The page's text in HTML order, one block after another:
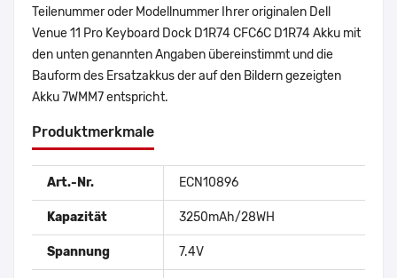
Teilenummer oder Modellnummer Ihrer originalen Dell
Venue 11 Pro Keyboard Dock D1R74 CFC6C D1R74 Akku mit
den unten genannten Angaben übereinstimmt und die
Bauform des Ersatzakkus der auf den Bildern gezeigten
Akku 7WMM7 entspricht.
Produktmerkmale
Art.-Nr. ECN10896
Kapazität 3250mAh/28WH
Spannung 7.4V